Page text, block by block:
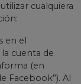
cualquiera
en el
cuenta de
(en
Facebook”). Al